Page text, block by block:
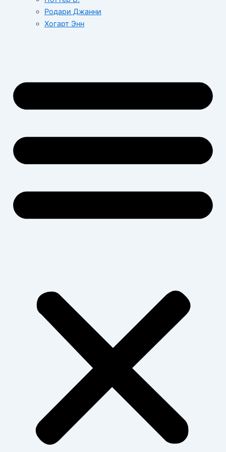
Родари Джанни
Хогарт Энн